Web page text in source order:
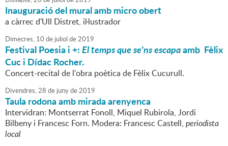
Inauguració del mural amb micro obert
a càrrec d'Ull Distret, il·lustrador
Dimecres, 10 de juliol de2019
Festival Poesia i +:El temps que se'ns escapaamb Fèlix
Cuc i Dídac Rocher.
Concert-recital de l'obra poètica de Fèlix Cucurull.
Divendres,28 de junyde2019
Taula rodona amb mirada arenyenca
Intervidran: Montserrat Fonoll, Miquel Rubirola, Jordi
Bilbeny i Francesc Forn. Modera: Francesc Castell, periodista
local